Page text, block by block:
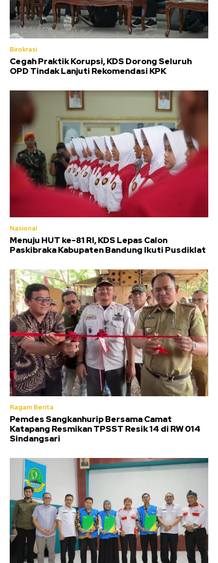
Birokrasi
Cegah Praktik Korupsi, KDS Dorong Seluruh
OPD Tindak Lanjuti Rekomendasi KPK
Nasional
Menuju HUT ke-81 RI, KDS Lepas Calon
Paskibraka Kabupaten Bandung Ikuti Pusdiklat
Ragam Berita
Pemdes Sangkanhurip Bersama Camat
Katapang Resmikan TPSST Resik 14 di RW 014
Sindangsari